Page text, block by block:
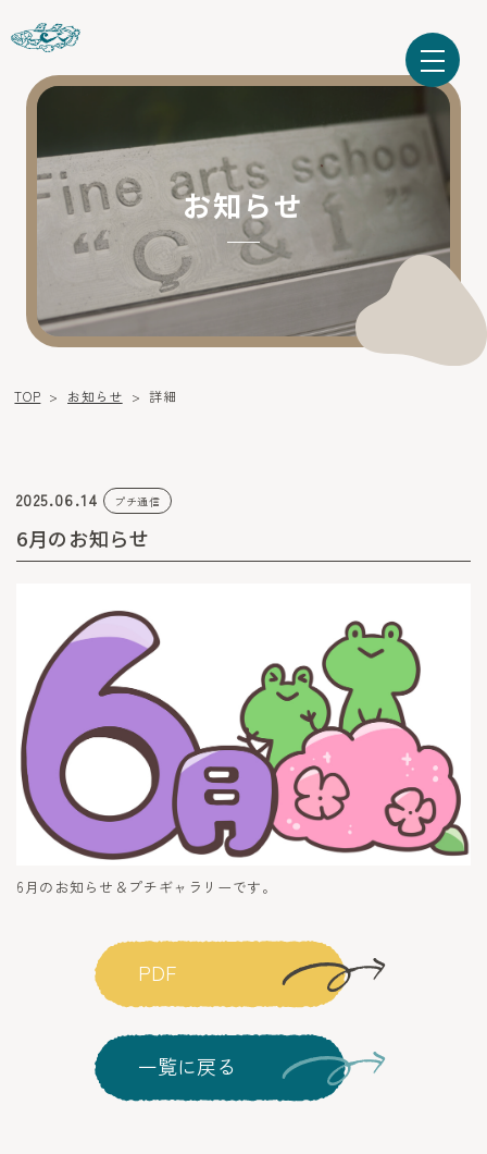
お知らせ
TOP > お知らせ > 詳細
2025.06.14 プチ通信
6月のお知らせ
6月のお知らせ＆プチギャラリーです。
PDF
一覧に戻る